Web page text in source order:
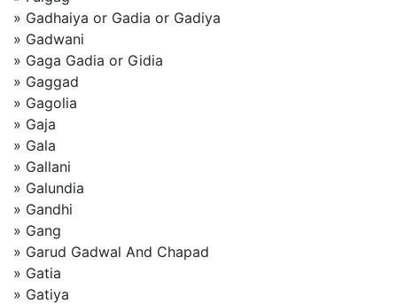
» Gadhaiya or Gadia or Gadiya
» Gadwani
» Gaga Gadia or Gidia
» Gaggad
» Gagolia
» Gaja
» Gala
» Gallani
» Galundia
» Gandhi
» Gang
» Garud Gadwal And Chapad
» Gatia
» Gatiya